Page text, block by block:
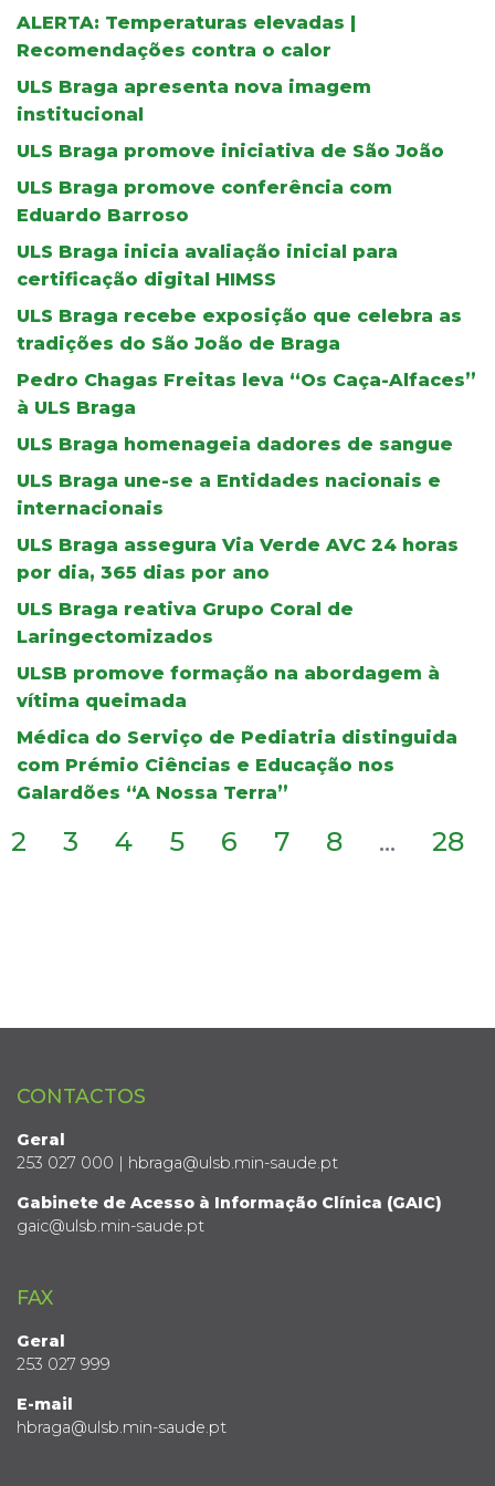
ALERTA: Temperaturas elevadas |
Recomendações contra o calor
ULS Braga apresenta nova imagem
institucional
ULS Braga promove iniciativa de São João
ULS Braga promove conferência com
Eduardo Barroso
ULS Braga inicia avaliação inicial para
certificação digital HIMSS
ULS Braga recebe exposição que celebra as
tradições do São João de Braga
Pedro Chagas Freitas leva “Os Caça-Alfaces”
à ULS Braga
ULS Braga homenageia dadores de sangue
ULS Braga une-se a Entidades nacionais e
internacionais
ULS Braga assegura Via Verde AVC 24 horas
por dia, 365 dias por ano
ULS Braga reativa Grupo Coral de
Laringectomizados
ULSB promove formação na abordagem à
vítima queimada
Médica do Serviço de Pediatria distinguida
com Prémio Ciências e Educação nos
Galardões “A Nossa Terra”
2 3 4 5 6 7 8 ... 28
CONTACTOS
Geral
253 027 000 | hbraga@ulsb.min-saude.pt
Gabinete de Acesso à Informação Clínica (GAIC)
gaic@ulsb.min-saude.pt
FAX
Geral
253 027 999
E-mail
hbraga@ulsb.min-saude.pt